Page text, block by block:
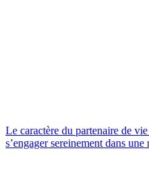
Le caractère du partenaire de
s’engager sereinement dans